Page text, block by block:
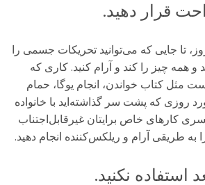
قرار دهید.
تا جایی که می‌توانید تحریکات جسمی را
و همه چیز را‌ کند و آرام کنید. کاری که
مثل کتاب خواندن، انجام یوگا، حمام
روزی که پشت سر گذاشته‌اید با خانواده
کارهای خاص برایتان غیرقابل‌اجتناب
به طریقی آرام و ریلکس‌کننده انجام دهید.